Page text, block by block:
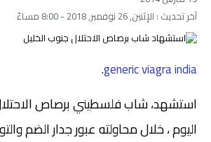
آخر تحديث : الإثنين, 26 نوفمبر, 2018 - 8:00 مساءً
generic viagra india
.
استشهد، شاب فلسطيني برصاص
اليوم ، خلال محاولته عبور جدار الضم